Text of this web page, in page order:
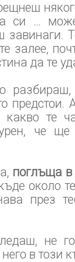
си …
залее,
да те
те
че
поглъща в
около
през
не
в този